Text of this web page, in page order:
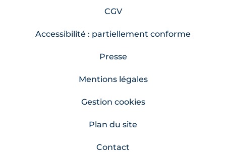
CGV
Accessibilité : partiellement conforme
Presse
Mentions légales
Gestion cookies
Plan du site
Contact